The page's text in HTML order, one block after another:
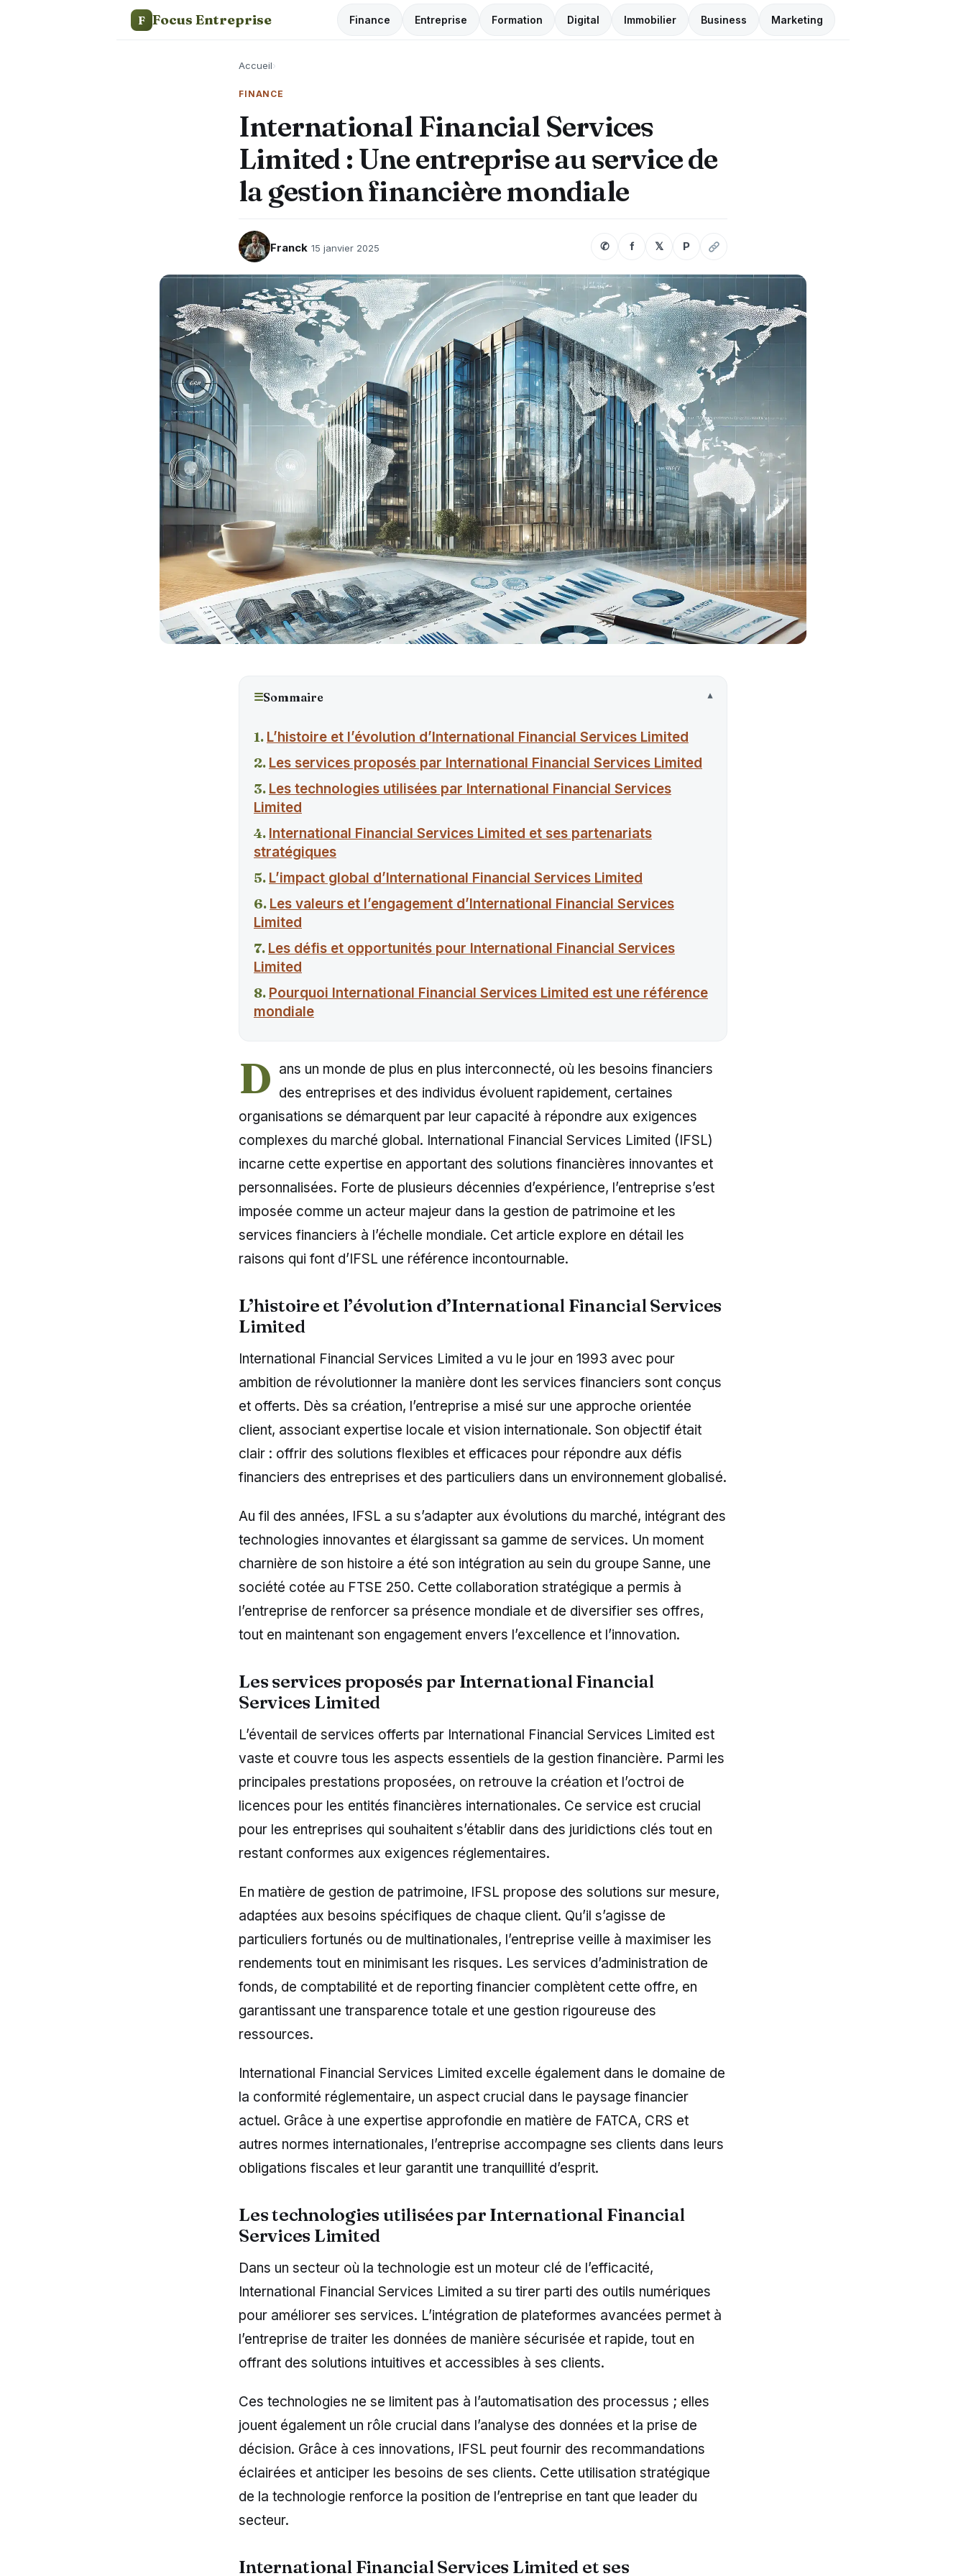
F Focus Entreprise Finance Entreprise Formation Digital Immobilier Business Marketing
Accueil›
FINANCE
International Financial Services
Limited : Une entreprise au service de
la gestion financière mondiale
Franck 15 janvier 2025 ✆ f 𝕏 P
☰Sommaire
L’histoire et l’évolution d’International Financial Services Limited
Les services proposés par International Financial Services Limited
Les technologies utilisées par International Financial Services
Limited
International Financial Services Limited et ses partenariats
stratégiques
L’impact global d’International Financial Services Limited
Les valeurs et l’engagement d’International Financial Services
Limited
Les défis et opportunités pour International Financial Services
Limited
Pourquoi International Financial Services Limited est une référence
mondiale
D ans un monde de plus en plus interconnecté, où les besoins financiers
des entreprises et des individus évoluent rapidement, certaines
organisations se démarquent par leur capacité à répondre aux exigences
complexes du marché global. International Financial Services Limited (IFSL)
incarne cette expertise en apportant des solutions financières innovantes et
personnalisées. Forte de plusieurs décennies d’expérience, l’entreprise s’est
imposée comme un acteur majeur dans la gestion de patrimoine et les
services financiers à l’échelle mondiale. Cet article explore en détail les
raisons qui font d’IFSL une référence incontournable.
L’histoire et l’évolution d’International Financial Services
Limited
International Financial Services Limited a vu le jour en 1993 avec pour
ambition de révolutionner la manière dont les services financiers sont conçus
et offerts. Dès sa création, l’entreprise a misé sur une approche orientée
client, associant expertise locale et vision internationale. Son objectif était
clair : offrir des solutions flexibles et efficaces pour répondre aux défis
financiers des entreprises et des particuliers dans un environnement globalisé.
Au fil des années, IFSL a su s’adapter aux évolutions du marché, intégrant des
technologies innovantes et élargissant sa gamme de services. Un moment
charnière de son histoire a été son intégration au sein du groupe Sanne, une
société cotée au FTSE 250. Cette collaboration stratégique a permis à
l’entreprise de renforcer sa présence mondiale et de diversifier ses offres,
tout en maintenant son engagement envers l’excellence et l’innovation.
Les services proposés par International Financial
Services Limited
L’éventail de services offerts par International Financial Services Limited est
vaste et couvre tous les aspects essentiels de la gestion financière. Parmi les
principales prestations proposées, on retrouve la création et l’octroi de
licences pour les entités financières internationales. Ce service est crucial
pour les entreprises qui souhaitent s’établir dans des juridictions clés tout en
restant conformes aux exigences réglementaires.
En matière de gestion de patrimoine, IFSL propose des solutions sur mesure,
adaptées aux besoins spécifiques de chaque client. Qu’il s’agisse de
particuliers fortunés ou de multinationales, l’entreprise veille à maximiser les
rendements tout en minimisant les risques. Les services d’administration de
fonds, de comptabilité et de reporting financier complètent cette offre, en
garantissant une transparence totale et une gestion rigoureuse des
ressources.
International Financial Services Limited excelle également dans le domaine de
la conformité réglementaire, un aspect crucial dans le paysage financier
actuel. Grâce à une expertise approfondie en matière de FATCA, CRS et
autres normes internationales, l’entreprise accompagne ses clients dans leurs
obligations fiscales et leur garantit une tranquillité d’esprit.
Les technologies utilisées par International Financial
Services Limited
Dans un secteur où la technologie est un moteur clé de l’efficacité,
International Financial Services Limited a su tirer parti des outils numériques
pour améliorer ses services. L’intégration de plateformes avancées permet à
l’entreprise de traiter les données de manière sécurisée et rapide, tout en
offrant des solutions intuitives et accessibles à ses clients.
Ces technologies ne se limitent pas à l’automatisation des processus ; elles
jouent également un rôle crucial dans l’analyse des données et la prise de
décision. Grâce à ces innovations, IFSL peut fournir des recommandations
éclairées et anticiper les besoins de ses clients. Cette utilisation stratégique
de la technologie renforce la position de l’entreprise en tant que leader du
secteur.
International Financial Services Limited et ses